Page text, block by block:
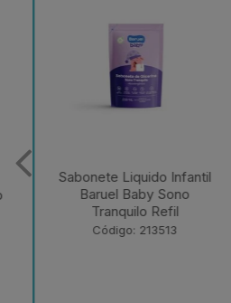
Sabonete Liquido Infantil
Baruel Baby Sono
Tranquilo Refil
Código: 213513